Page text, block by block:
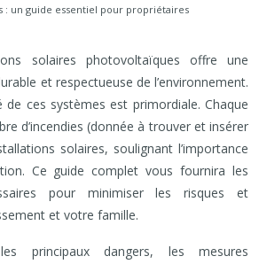
: un guide essentiel pour propriétaires
solaires photovoltaïques offre une
et respectueuse de l’environnement.
de ces systèmes est primordiale. Chaque
d’incendies (donnée à trouver et insérer
solaires, soulignant l’importance
Ce guide complet vous fournira les
pour minimiser les risques et
et votre famille.
principaux dangers, les mesures